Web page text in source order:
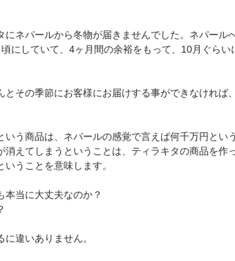
にネパールから冬物が届きませんでした。ネパール
にしていて、4ヶ月間の余裕をもって、10月ぐらい
とその季節にお客様にお届けする事ができなければ
いう商品は、ネパールの感覚で言えば何千万円とい
消えてしまうということは、ティラキタの商品を作
うことを意味します。
本当に大丈夫なのか？
違いありません。